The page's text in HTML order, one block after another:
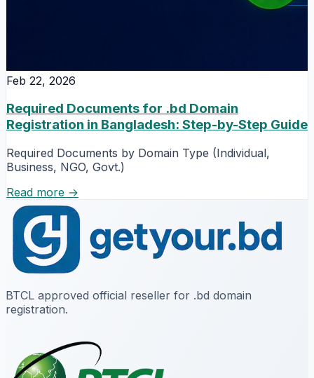
Feb 22, 2026
Required Documents for .bd Domain
Registration in Bangladesh: Step-by-Step Guide
Required Documents by Domain Type (Individual,
Business, NGO, Govt.)
Read more →
BTCL approved official reseller for .bd domain
registration.